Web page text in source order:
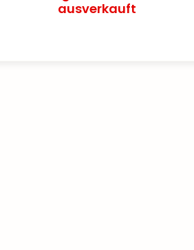
ausverkauft